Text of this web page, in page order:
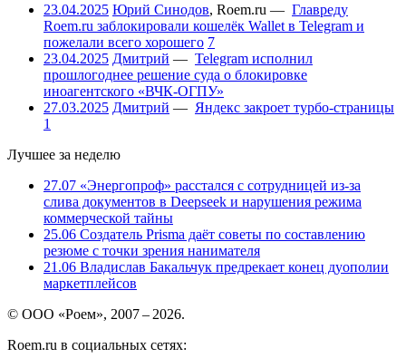
23.04.2025 Юрий Синодов, Roem.ru — Главреду
Roem.ru заблокировали кошелёк Wallet в Telegram и
пожелали всего хорошего 7
23.04.2025 Дмитрий — Telegram исполнил
прошлогоднее решение суда о блокировке
иноагентского «ВЧК-ОГПУ»
27.03.2025 Дмитрий — Яндекс закроет турбо-страницы
1
Лучшее за неделю
27.07 «Энергопроф» расстался с сотрудницей из-за
слива документов в Deepseek и нарушения режима
коммерческой тайны
25.06 Создатель Prisma даёт советы по составлению
резюме с точки зрения нанимателя
21.06 Владислав Бакальчук предрекает конец дуополии
маркетплейсов
© ООО «Роем», 2007 – 2026.
Roem.ru в социальных сетях: